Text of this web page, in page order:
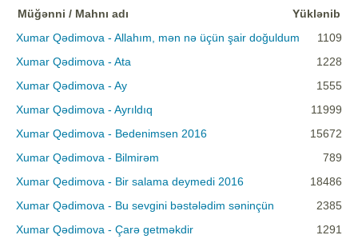
Müğənni / Mahnı adı
Yüklənib
Xumar Qədimova - Allahım, mən nə üçün şair doğuldum
1109
Xumar Qədimova - Ata
1228
Xumar Qədimova - Ay
1555
Xumar Qədimova - Ayrıldıq
11999
Xumar Qedimova - Bedenimsen 2016
15672
Xumar Qədimova - Bilmirəm
789
Xumar Qedimova - Bir salama deymedi 2016
18486
Xumar Qədimova - Bu sevgini bəstələdim səninçün
2385
Xumar Qədimova - Çarə getməkdir
1291